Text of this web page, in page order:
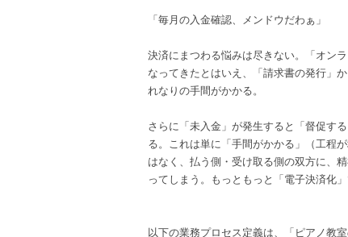
「毎月の入金確認、メンドウだわぁ」
決済にまつわる悩みは尽きない。「オン
なってきたとはいえ、「請求書の発行」
れなりの手間がかかる。
さらに「未入金」が発生すると「督促す
る。これは単に「手間がかかる」（工程
はなく、払う側・受け取る側の双方に、
ってしまう。もっともっと「電子決済化
以下の業務プロセス定義は、「ピアノ教